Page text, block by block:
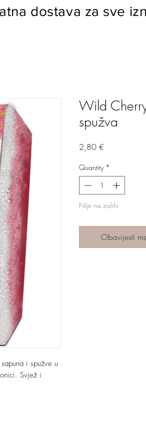
dostava za sve
i spužve u
Svjež i
Wild
spužva
2,80 €
Quantity *
Nije na zalihi
Obavijesti